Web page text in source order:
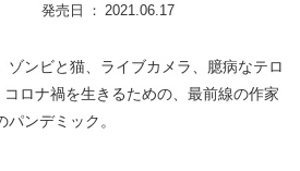
発売日
2021.06.17
ゾンビと猫、ライブカメラ、臆病なテロ
ロナ禍を生きるための、最前線の作家
ンデミック。